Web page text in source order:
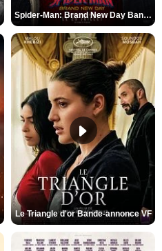
Spider-Man: Brand New Day Bande-annonce VO STFR
Le Triangle d'or Bande-annonce VF